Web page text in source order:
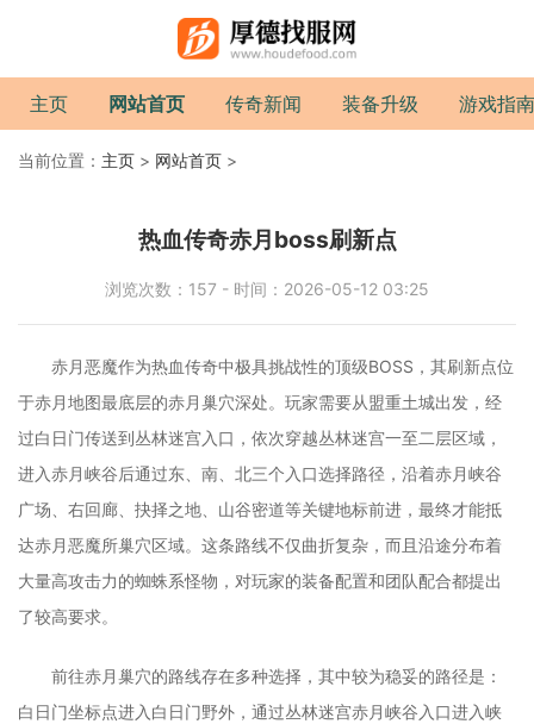
主页 网站首页 传奇新闻 装备升级 游戏指南
当前位置： 主页 > 网站首页 >
热血传奇赤月boss刷新点
浏览次数：157 - 时间：2026-05-12 03:25
赤月恶魔作为热血传奇中极具挑战性的顶级BOSS，其刷新点位
于赤月地图最底层的赤月巢穴深处。玩家需要从盟重土城出发，经
过白日门传送到丛林迷宫入口，依次穿越丛林迷宫一至二层区域，
进入赤月峡谷后通过东、南、北三个入口选择路径，沿着赤月峡谷
广场、右回廊、抉择之地、山谷密道等关键地标前进，最终才能抵
达赤月恶魔所巢穴区域。这条路线不仅曲折复杂，而且沿途分布着
大量高攻击力的蜘蛛系怪物，对玩家的装备配置和团队配合都提出
了较高要求。
前往赤月巢穴的路线存在多种选择，其中较为稳妥的路径是：
白日门坐标点进入白日门野外，通过丛林迷宫赤月峡谷入口进入峡